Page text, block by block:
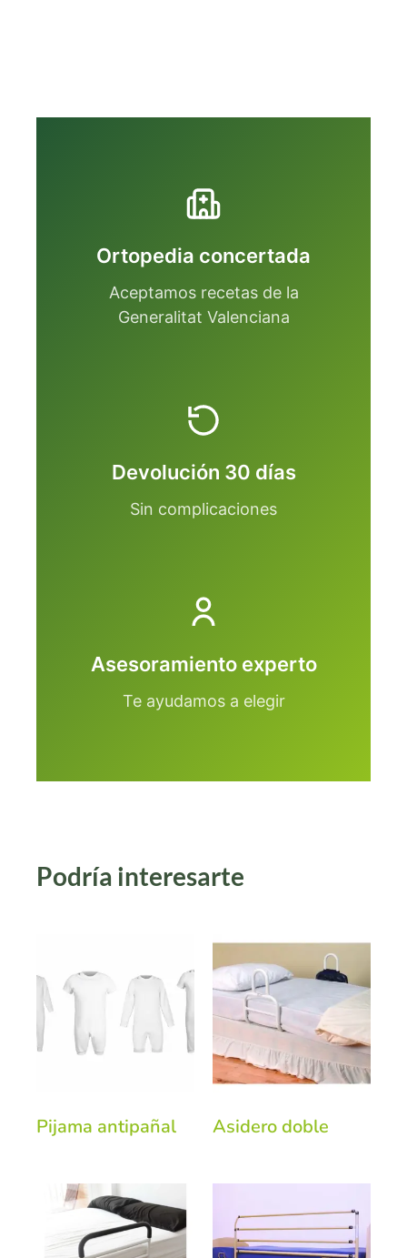
Ortopedia concertada
Aceptamos recetas de la
Generalitat Valenciana
Devolución 30 días
Sin complicaciones
Asesoramiento experto
Te ayudamos a elegir
Podría interesarte
Pijama antipañal Asidero doble